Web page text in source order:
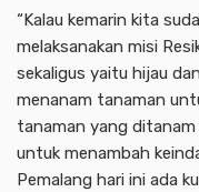
“Kalau kemarin kita
melaksanakan misi
sekaligus yaitu hijau
menanam tanaman
tanaman yang
untuk menambah
Pemalang hari ini ada